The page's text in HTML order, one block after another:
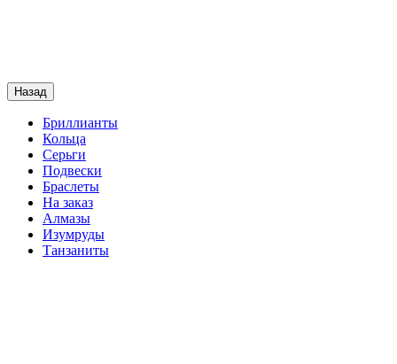
Назад
Бриллианты
Кольца
Серьги
Подвески
Браслеты
На заказ
Алмазы
Изумруды
Танзаниты